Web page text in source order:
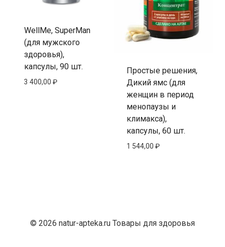
WellMe, SuperMan
(для мужского
здоровья),
капсулы, 90 шт.
3 400,00 ₽
Простые решения,
Дикий ямс (для
женщин в период
менопаузы и
климакса),
капсулы, 60 шт.
1 544,00 ₽
© 2026 natur-apteka.ru Товары для здоровья